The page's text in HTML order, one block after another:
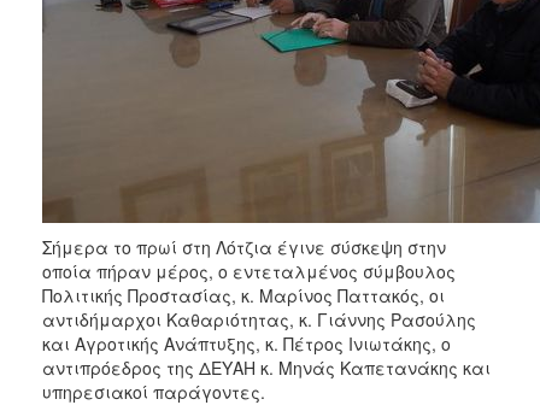
Σήμερα το πρωί στη Λότζια έγινε σύσκεψη στην
οποία πήραν μέρος, ο εντεταλμένος σύμβουλος
Πολιτικής Προστασίας, κ. Μαρίνος Παττακός, οι
αντιδήμαρχοι Καθαριότητας, κ. Γιάννης Ρασούλης
και Αγροτικής Ανάπτυξης, κ. Πέτρος Ινιωτάκης, ο
αντιπρόεδρος της ΔΕΥΑΗ κ. Μηνάς Καπετανάκης και
υπηρεσιακοί παράγοντες.